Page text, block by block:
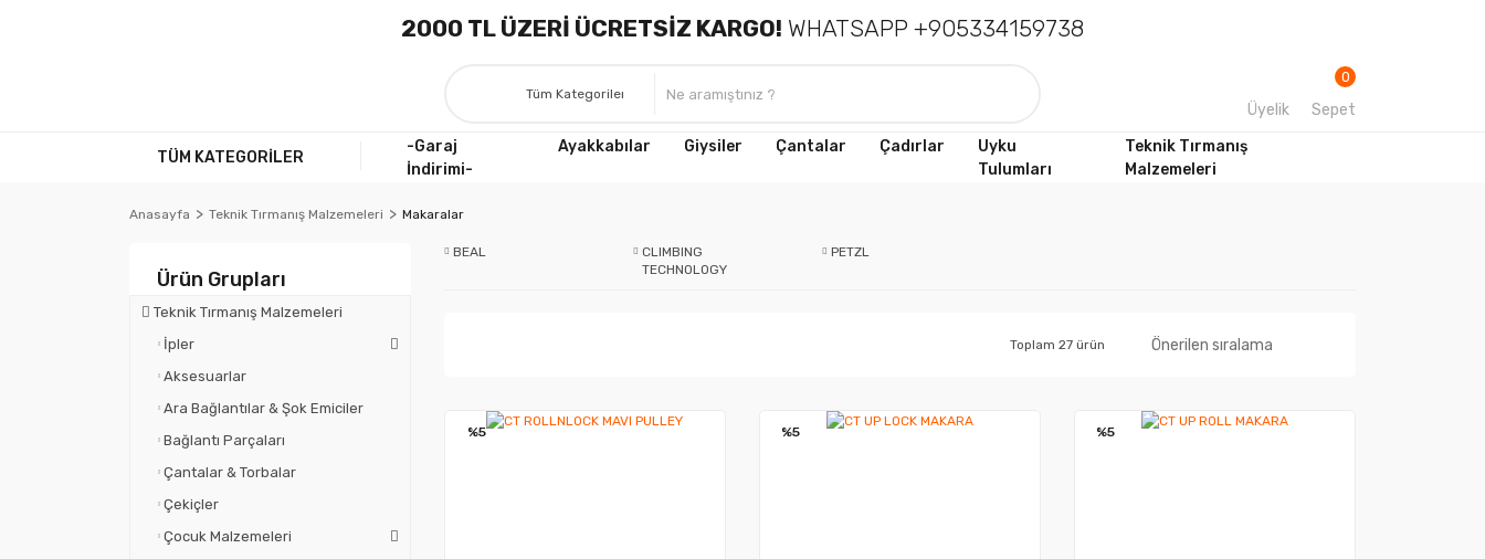
2000 TL ÜZERİ ÜCRETSİZ KARGO! WHATSAPP +905334159738
Üyelik Sepet
0
TÜM KATEGORİLER
-Garaj
İndirimi-
Ayakkabılar Giysiler Çantalar Çadırlar
Uyku
Tulumları
Teknik Tırmanış
Malzemeleri
Anasayfa Teknik Tırmanış Malzemeleri Makaralar
Ürün Grupları
Teknik Tırmanış Malzemeleri
İpler
Aksesuarlar
Ara Bağlantılar & Şok Emiciler
Bağlantı Parçaları
Çantalar & Torbalar
Çekiçler
Çocuk Malzemeleri
BEAL
CLIMBING
TECHNOLOGY
PETZL
Toplam 27 ürün
%5 %5 %5